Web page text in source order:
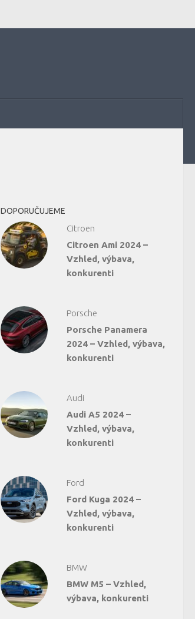
DOPORUČUJEME
Citroen
Citroen Ami 2024 –
Vzhled, výbava,
konkurenti
Porsche
Porsche Panamera
2024 – Vzhled, výbava,
konkurenti
Audi
Audi A5 2024 –
Vzhled, výbava,
konkurenti
Ford
Ford Kuga 2024 –
Vzhled, výbava,
konkurenti
BMW
BMW M5 – Vzhled,
výbava, konkurenti